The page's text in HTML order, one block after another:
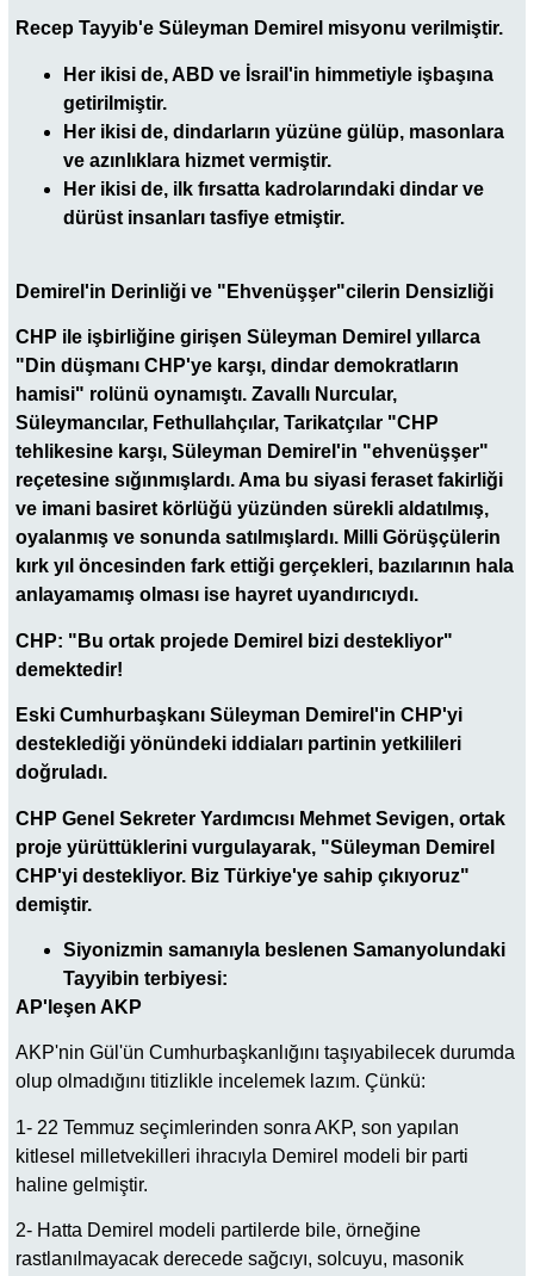
Recep Tayyib'e Süleyman Demirel misyonu verilmiştir.
Her ikisi de, ABD ve İsrail'in himmetiyle işbaşına
getirilmiştir.
Her ikisi de, dindarların yüzüne gülüp, masonlara
ve azınlıklara hizmet vermiştir.
Her ikisi de, ilk fırsatta kadrolarındaki dindar ve
dürüst insanları tasfiye etmiştir.
Demirel'in Derinliği ve "Ehvenüşşer"cilerin Densizliği
CHP ile işbirliğine girişen Süleyman Demirel yıllarca
"Din düşmanı CHP'ye karşı, dindar demokratların
hamisi" rolünü oynamıştı. Zavallı Nurcular,
Süleymancılar, Fethullahçılar, Tarikatçılar "CHP
tehlikesine karşı, Süleyman Demirel'in "ehvenüşşer"
reçetesine sığınmışlardı. Ama bu siyasi feraset fakirliği
ve imani basiret körlüğü yüzünden sürekli aldatılmış,
oyalanmış ve sonunda satılmışlardı. Milli Görüşçülerin
kırk yıl öncesinden fark ettiği gerçekleri, bazılarının hala
anlayamamış olması ise hayret uyandırıcıydı.
CHP: "Bu ortak projede Demirel bizi destekliyor"
demektedir!
Eski Cumhurbaşkanı Süleyman Demirel'in CHP'yi
desteklediği yönündeki iddiaları partinin yetkilileri
doğruladı.
CHP Genel Sekreter Yardımcısı Mehmet Sevigen, ortak
proje yürüttüklerini vurgulayarak, "Süleyman Demirel
CHP'yi destekliyor. Biz Türkiye'ye sahip çıkıyoruz"
demiştir.
Siyonizmin samanıyla beslenen Samanyolundaki
Tayyibin terbiyesi:
AP'leşen AKP
AKP'nin Gül'ün Cumhurbaşkanlığını taşıyabilecek durumda
olup olmadığını titizlikle incelemek lazım. Çünkü:
1- 22 Temmuz seçimlerinden sonra AKP, son yapılan
kitlesel milletvekilleri ihracıyla Demirel modeli bir parti
haline gelmiştir.
2- Hatta Demirel modeli partilerde bile, örneğine
rastlanılmayacak derecede sağcıyı, solcuyu, masonik